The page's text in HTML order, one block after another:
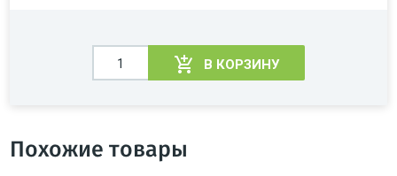
В КОРЗИНУ
Похожие товары